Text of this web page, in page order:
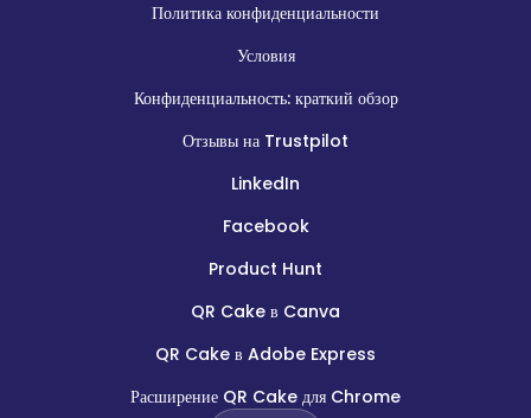
Политика конфиденциальности
Условия
Конфиденциальность: краткий обзор
Отзывы на Trustpilot
LinkedIn
Facebook
Product Hunt
QR Cake в Canva
QR Cake в Adobe Express
Расширение QR Cake для Chrome